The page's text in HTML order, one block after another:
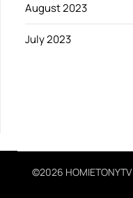
August 2023
July 2023
©2026 HOMIETONYTV